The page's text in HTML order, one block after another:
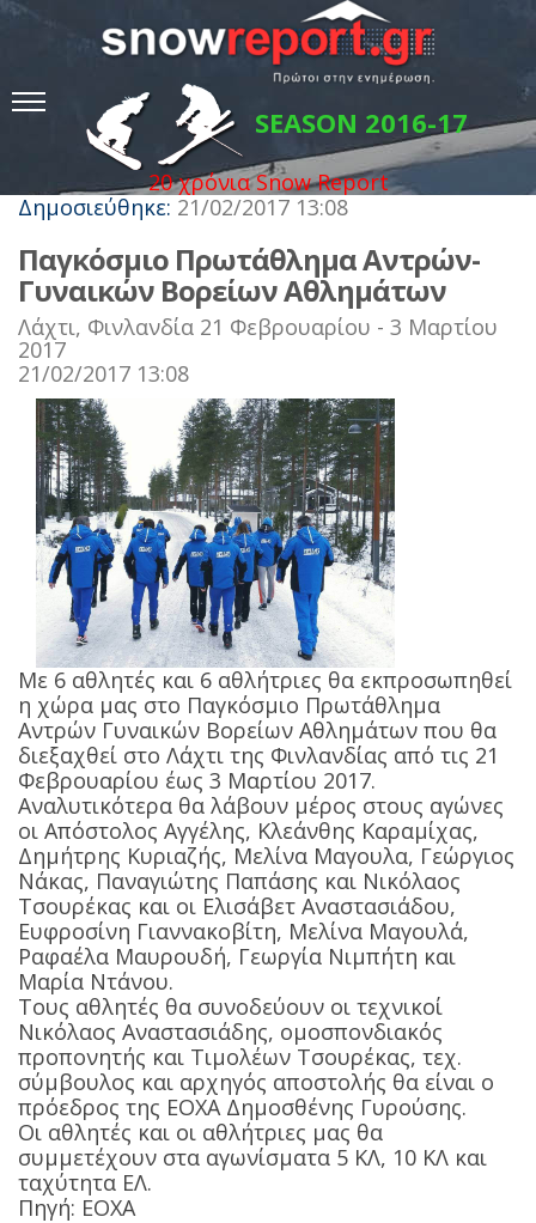
SEASON 2016-17
20 χρόνια Snow Report
Δημοσιεύθηκε: 21/02/2017 13:08
Παγκόσμιο Πρωτάθλημα Αντρών-
Γυναικών Βορείων Αθλημάτων
Λάχτι, Φινλανδία 21 Φεβρουαρίου - 3 Μαρτίου
2017
21/02/2017 13:08
Με 6 αθλητές και 6 αθλήτριες θα εκπροσωπηθεί
η χώρα μας στο Παγκόσμιο Πρωτάθλημα
Αντρών Γυναικών Βορείων Αθλημάτων που θα
διεξαχθεί στο Λάχτι της Φινλανδίας από τις 21
Φεβρουαρίου έως 3 Μαρτίου 2017.
Αναλυτικότερα θα λάβουν μέρος στους αγώνες
οι Απόστολος Αγγέλης, Κλεάνθης Καραμίχας,
Δημήτρης Κυριαζής, Μελίνα Μαγουλα, Γεώργιος
Νάκας, Παναγιώτης Παπάσης και Νικόλαος
Τσουρέκας και οι Ελισάβετ Αναστασιάδου,
Ευφροσίνη Γιαννακοβίτη, Μελίνα Μαγουλά,
Ραφαέλα Μαυρουδή, Γεωργία Νιμπήτη και
Μαρία Ντάνου.
Τους αθλητές θα συνοδεύουν οι τεχνικοί
Νικόλαος Αναστασιάδης, ομοσπονδιακός
προπονητής και Τιμολέων Τσουρέκας, τεχ.
σύμβουλος και αρχηγός αποστολής θα είναι ο
πρόεδρος της ΕΟΧΑ Δημοσθένης Γυρούσης.
Οι αθλητές και οι αθλήτριες μας θα
συμμετέχουν στα αγωνίσματα 5 ΚΛ, 10 ΚΛ και
ταχύτητα ΕΛ.
Πηγή: ΕΟΧΑ